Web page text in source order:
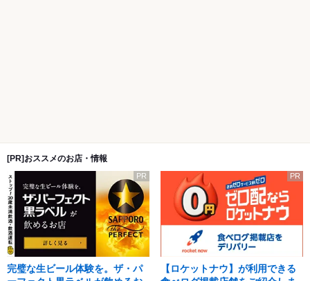
[PR]おススメのお店・情報
PR
完璧な生ビール体験を。ザ・パ
PR
【ロケットナウ】が利用できる